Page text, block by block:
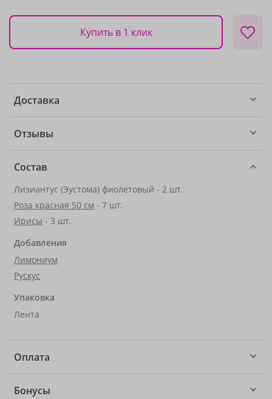
Купить в 1 клик
Доставка
Отзывы
Состав
Лизиантус (Эустома) фиолетовый - 2 шт.
Роза красная 50 см - 7 шт.
Ирисы - 3 шт.
Добавления
Лимониум
Рускус
Упаковка
Лента
Оплата
Бонусы